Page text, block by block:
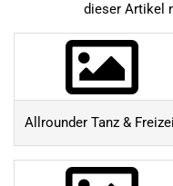
dieser Artikel
Allrounder Tanz &